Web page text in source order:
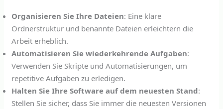
Organisieren Sie Ihre Dateien: Eine klare
Ordnerstruktur und benannte Dateien erleichtern die
Arbeit erheblich.
Automatisieren Sie wiederkehrende Aufgaben:
Verwenden Sie Skripte und Automatisierungen, um
repetitive Aufgaben zu erledigen.
Halten Sie Ihre Software auf dem neuesten Stand:
Stellen Sie sicher, dass Sie immer die neuesten Versionen